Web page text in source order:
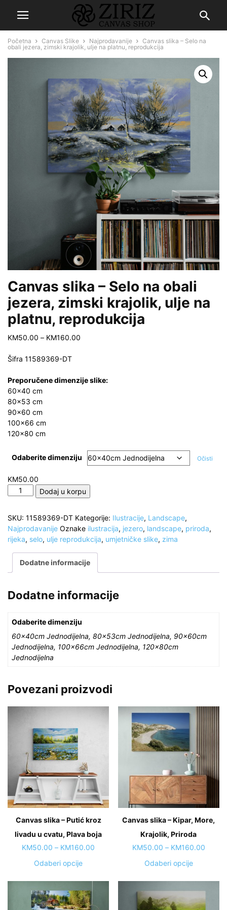
Početna Canvas Slike Najprodavanije
Canvas slika – Selo na
obali jezera, zimski krajolik, ulje na platnu, reprodukcija
Canvas slika – Selo na obali
jezera, zimski krajolik, ulje na
platnu, reprodukcija
KM50.00 – KM160.00
KM160.00
Šifra 11589369-DT
Preporučene dimenzije slike:
60×40 cm
80×53 cm
90×60 cm
100×66 cm
120×80 cm
Odaberite dimenziju Očisti
KM50.00
Canvas
Selo
na
obali
jezera,
zimski
krajolik,
na
reprodukcija
količina
Dodaj u korpu
SKU: 11589369-DT Kategorije: Ilustracije, Landscape,
Najprodavanije Oznake ilustracija, jezero, landscape, priroda,
rijeka, selo, ulje reprodukcija, umjetničke slike, zima
Dodatne informacije
Dodatne informacije
Odaberite dimenziju
60x40cm Jednodijelna, 80x53cm Jednodijelna, 90x60cm
Jednodijelna, 100x66cm Jednodijelna, 120x80cm
Jednodijelna
Povezani proizvodi
Canvas slika – Putić kroz
livadu u cvatu, Plava boja
KM50.00 – KM160.00
through
Odaberi opcijeThis
multiple
Canvas slika – Kipar, More,
Krajolik, Priroda
KM50.00 – KM160.00Price
Odaberi opcijeThis
multiple